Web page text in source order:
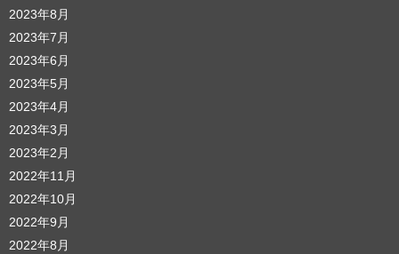
2023年8月
2023年7月
2023年6月
2023年5月
2023年4月
2023年3月
2023年2月
2022年11月
2022年10月
2022年9月
2022年8月